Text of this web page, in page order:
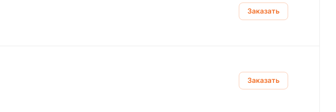
Заказать
Заказать